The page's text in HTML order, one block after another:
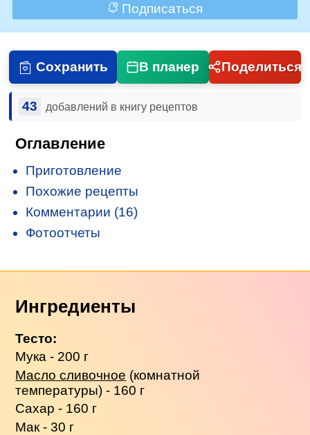
Подписаться
Сохранить В планер Поделиться
43 добавлений в книгу рецептов
Оглавление
Приготовление
Похожие рецепты
Комментарии (16)
Фотоотчеты
Ингредиенты
Тесто:
Мука - 200 г
Масло сливочное (комнатной
температуры) - 160 г
Сахар - 160 г
Мак - 30 г